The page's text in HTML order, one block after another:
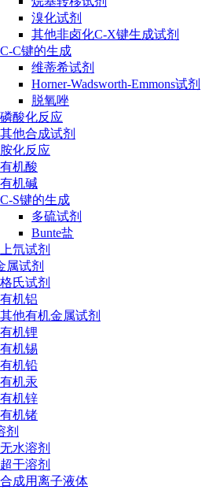
溴化试剂
其他非卤化C-X键生成试剂
C-C键的生成
维蒂希试剂
Horner-Wadsworth-Emmons试剂
脱氧唑
磷酸化反应
其他合成试剂
胺化反应
有机酸
有机碱
C-S键的生成
多硫试剂
Bunte盐
上氘试剂
属试剂
格氏试剂
有机铝
其他有机金属试剂
有机锂
有机锡
有机铅
有机汞
有机锌
有机锗
剂
无水溶剂
超干溶剂
合成用离子液体